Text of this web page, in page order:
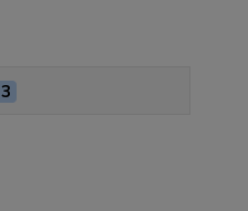
3